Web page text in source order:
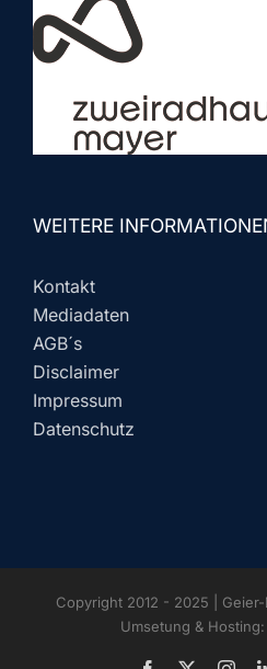
WEITERE
Kontakt
Mediadaten
AGB´s
Disclaimer
Impressum
Datenschutz
Copyright 2012 - 2025 |
Umsetung & Hosting: